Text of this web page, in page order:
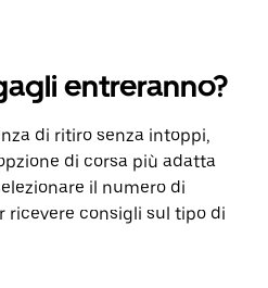
entreranno?
di ritiro senza intoppi,
di corsa più adatta
il numero di
ricevere consigli sul tipo di